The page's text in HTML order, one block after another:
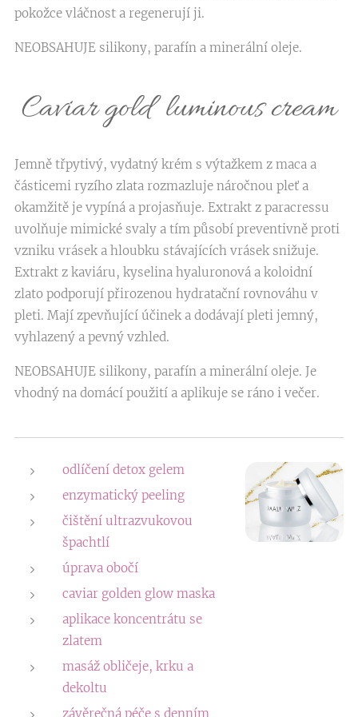
pokožce vláčnost a regenerují ji.
NEOBSAHUJE silikony, parafín a minerální oleje.
Caviar gold luminous cream
Jemně třpytivý, vydatný krém s výtažkem z maca a
částicemi ryzího zlata rozmazluje náročnou pleť a
okamžitě je vypíná a projasňuje. Extrakt z paracressu
uvolňuje mimické svaly a tím působí preventivně proti
vzniku vrásek a hloubku stávajících vrásek snižuje.
Extrakt z kaviáru, kyselina hyaluronová a koloidní
zlato podporují přirozenou hydratační rovnováhu v
pleti. Mají zpevňující účinek a dodávají pleti jemný,
vyhlazený a pevný vzhled.
NEOBSAHUJE silikony, parafín a minerální oleje. Je
vhodný na domácí použití a aplikuje se ráno i večer.
odlíčení detox gelem
enzymatický peeling
čištění ultrazvukovou
špachtlí
úprava obočí
caviar golden glow maska
aplikace koncentrátu se
zlatem
masáž obličeje, krku a
dekoltu
závěrečná péče s denním